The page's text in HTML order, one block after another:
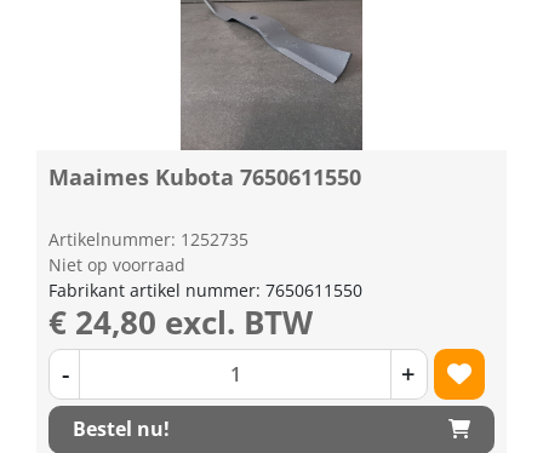
Maaimes Kubota 7650611550
Artikelnummer: 1252735
Niet op voorraad
Fabrikant artikel nummer: 7650611550
€ 24,80 excl. BTW
- +
Bestel nu!